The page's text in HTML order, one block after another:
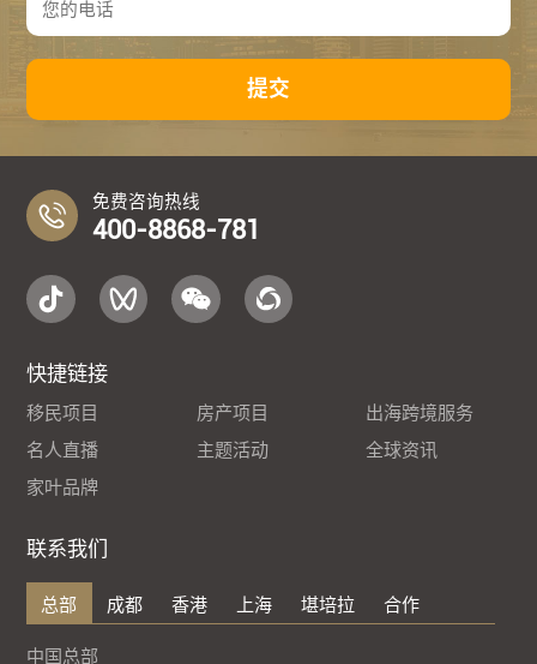
提交
免费咨询热线
400-8868-781
快捷链接
移民项目 房产项目
出海跨境服务
名人直播
主题活动
全球资讯
家叶品牌
联系我们
总部 成都 香港 上海 堪培拉 合作
中国总部